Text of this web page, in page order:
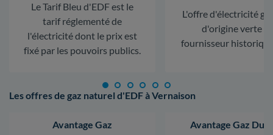
Le Tarif Bleu d'EDF est le
tarif réglementé de
l'électricité dont le prix est
fixé par les pouvoirs publics.
L'offre d'électricité
d'origine verte
fournisseur
Les offres de gaz naturel d'EDF à Vernaison
Avantage Gaz Avantage Gaz